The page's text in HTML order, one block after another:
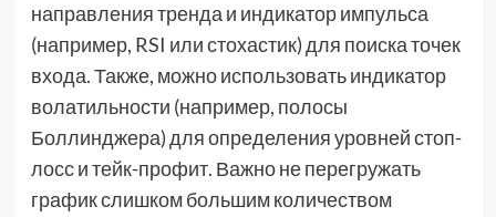
направления тренда и индикатор импульса
(например, RSI или стохастик) для поиска точек
входа. Также, можно использовать индикатор
волатильности (например, полосы
Боллинджера) для определения уровней стоп-
лосс и тейк-профит. Важно не перегружать
график слишком большим количеством